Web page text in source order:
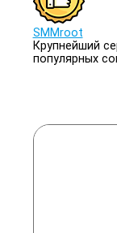
SMMroot
Крупнейший
популярных